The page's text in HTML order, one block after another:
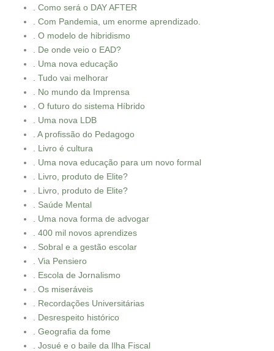
. Como será o DAY AFTER
. Com Pandemia, um enorme aprendizado.
. O modelo de hibridismo
. De onde veio o EAD?
. Uma nova educação
. Tudo vai melhorar
. No mundo da Imprensa
. O futuro do sistema Híbrido
. Uma nova LDB
. A profissão do Pedagogo
. Livro é cultura
. Uma nova educação para um novo formal
. Livro, produto de Elite?
. Livro, produto de Elite?
. Saúde Mental
. Uma nova forma de advogar
. 400 mil novos aprendizes
. Sobral e a gestão escolar
. Via Pensiero
. Escola de Jornalismo
. Os miseráveis
. Recordações Universitárias
. Desrespeito histórico
. Geografia da fome
. Josué e o baile da Ilha Fiscal